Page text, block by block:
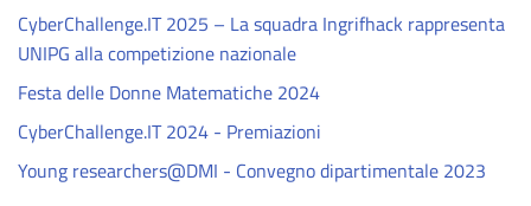
CyberChallenge.IT 2025 – La squadra Ingrifhack rappresenta
UNIPG alla competizione nazionale
Festa delle Donne Matematiche 2024
CyberChallenge.IT 2024 - Premiazioni
Young researchers@DMI - Convegno dipartimentale 2023